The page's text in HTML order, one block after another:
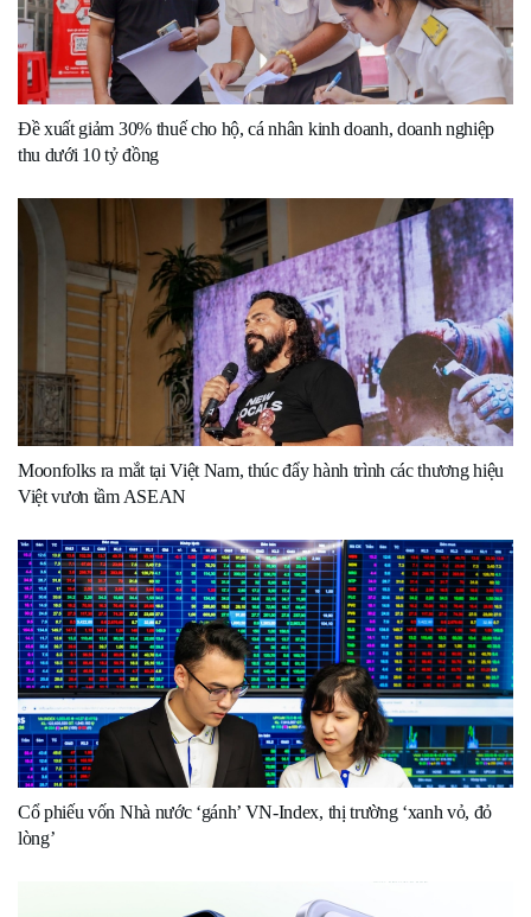
Đề xuất giảm 30% thuế cho hộ, cá nhân kinh doanh, doanh nghiệp
thu dưới 10 tỷ đồng
Moonfolks ra mắt tại Việt Nam, thúc đẩy hành trình các thương hiệu
Việt vươn tầm ASEAN
Cổ phiếu vốn Nhà nước ‘gánh’ VN-Index, thị trường ‘xanh vỏ, đỏ
lòng’